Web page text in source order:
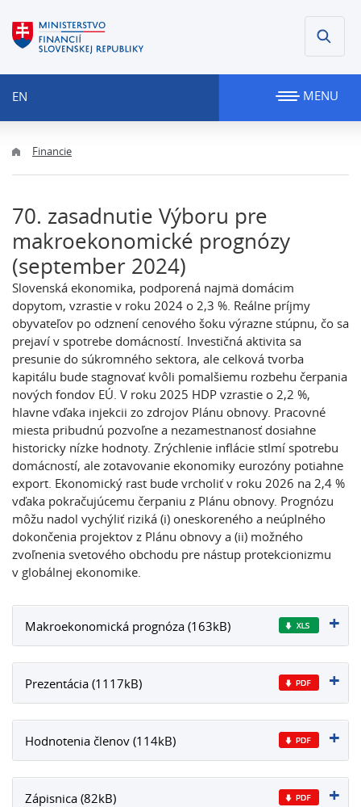
EN MENU
Financie
70. zasadnutie Výboru pre
makroekonomické prognózy
(september 2024)
Slovenská ekonomika, podporená najmä domácim
dopytom, vzrastie v roku 2024 o 2,3 %. Reálne príjmy
obyvateľov po odznení cenového šoku výrazne stúpnu, čo sa
prejaví v spotrebe domácností. Investičná aktivita sa
presunie do súkromného sektora, ale celková tvorba
kapitálu bude stagnovať kvôli pomalšiemu rozbehu čerpania
nových fondov EÚ. V roku 2025 HDP vzrastie o 2,2 %,
hlavne vďaka injekcii zo zdrojov Plánu obnovy. Pracovné
miesta pribudnú pozvoľne a nezamestnanosť dosiahne
historicky nízke hodnoty. Zrýchlenie inflácie stlmí spotrebu
domácností, ale zotavovanie ekonomiky eurozóny potiahne
export. Ekonomický rast bude vrcholiť v roku 2026 na 2,4 %
vďaka pokračujúcemu čerpaniu z Plánu obnovy. Prognózu
môžu nadol vychýliť riziká (i) oneskoreného a neúplného
dokončenia projektov z Plánu obnovy a (ii) možného
zvoľnenia svetového obchodu pre nástup protekcionizmu
v globálnej ekonomike.
Makroekonomická prognóza (163kB)
Prezentácia (1117kB)
Hodnotenia členov (114kB)
Zápisnica (82kB)